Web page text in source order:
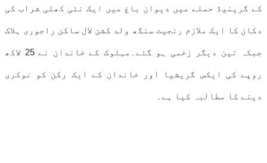
کے گرینیڈ حملے میں دیوان باغ میں ایک نئی کھلی شراب کی
دکان کا ایک ملازم رنجیت سنگھ ولد کشن لال ساکن راجوری ہلاک
جبکہ تین دیگر زخمی ہو گئے۔مہلوک کے خاندان نے 25 لاکھ
روپے کی ایکس گریشیا اور خاندان کے ایک رکن کو نوکری
دینے کا مطالبہ کیا ہے۔